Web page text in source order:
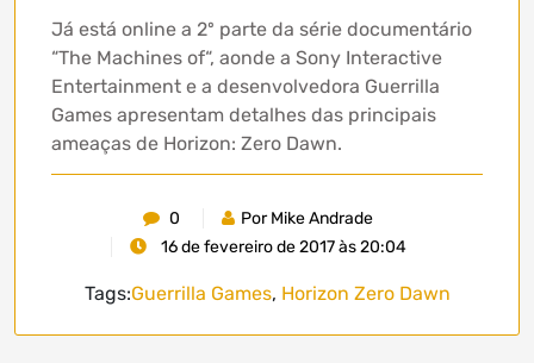
Já está online a 2º parte da série documentário
“The Machines of“, aonde a Sony Interactive
Entertainment e a desenvolvedora Guerrilla
Games apresentam detalhes das principais
ameaças de Horizon: Zero Dawn.
0
Por Mike Andrade
16 de fevereiro de 2017 às 20:04
Tags:Guerrilla Games, Horizon Zero Dawn